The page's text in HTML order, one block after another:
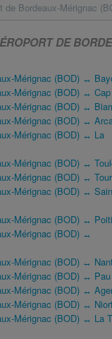
de Bordeaux-Mérignac
DE
Mérignac (BOD) ↔
Mérignac (BOD) ↔
Mérignac (BOD) ↔
Mérignac (BOD) ↔
Mérignac (BOD) ↔ La
Mérignac (BOD) ↔
Mérignac (BOD) ↔
Mérignac (BOD) ↔
Mérignac (BOD) ↔
Mérignac (BOD) ↔
Mérignac (BOD) ↔
Mérignac (BOD) ↔ Pau
Mérignac (BOD) ↔
Mérignac (BOD) ↔
Mérignac (BOD) ↔ La